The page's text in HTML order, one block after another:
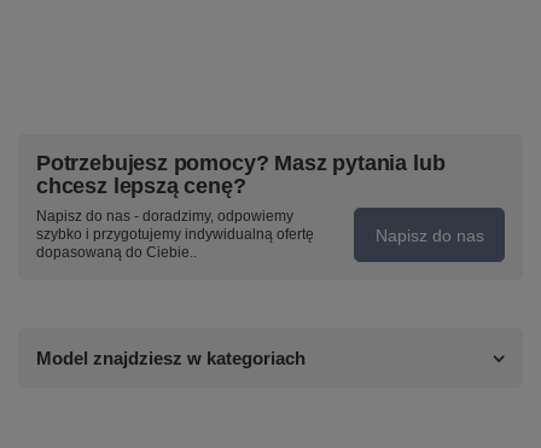
Potrzebujesz pomocy? Masz pytania lub
chcesz lepszą cenę?
Napisz do nas - doradzimy, odpowiemy
szybko i przygotujemy indywidualną ofertę
dopasowaną do Ciebie..
Napisz do nas
Model znajdziesz w kategoriach